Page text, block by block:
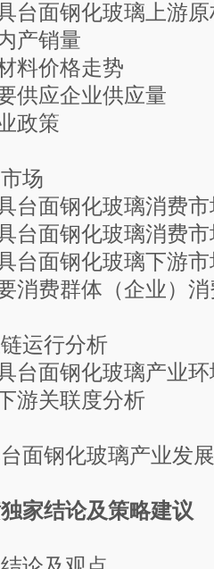
钢化玻璃上游原
销量
格走势
企业供应量
策
场
钢化玻璃消费市
化玻璃消费市
钢化玻璃下游市
群体（企业）消
运行分析
钢化玻璃产业环
联度分析
钢化玻璃产业发
家结论及策略建议